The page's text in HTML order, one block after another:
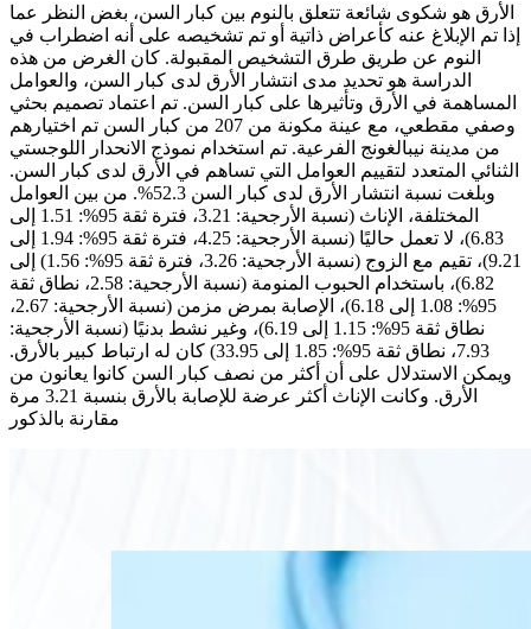
الأرق هو شكوى شائعة تتعلق بالنوم بين كبار السن، بغض النظر عما
إذا تم الإبلاغ عنه كأعراض ذاتية أو تم تشخيصه على أنه اضطراب في
النوم عن طريق طرق التشخيص المقبولة. كان الغرض من هذه
الدراسة هو تحديد مدى انتشار الأرق لدى كبار السن، والعوامل
المساهمة في الأرق وتأثيرها على كبار السن. تم اعتماد تصميم بحثي
وصفي مقطعي، مع عينة مكونة من 207 من كبار السن تم اختيارهم
من مدينة نيبالغونج الفرعية. تم استخدام نموذج الانحدار اللوجستي
الثنائي المتعدد لتقييم العوامل التي تساهم في الأرق لدى كبار السن.
وبلغت نسبة انتشار الأرق لدى كبار السن 52.3%. من بين العوامل
المختلفة، الإناث (نسبة الأرجحية: 3.21، فترة ثقة 95%: 1.51 إلى
6.83)، لا تعمل حاليًا (نسبة الأرجحية: 4.25، فترة ثقة 95%: 1.94 إلى
9.21)، تقيم مع الزوج (نسبة الأرجحية: 3.26، فترة ثقة 95%: 1.56) إلى
6.82)، باستخدام الحبوب المنومة (نسبة الأرجحية: 2.58، نطاق ثقة
95%: 1.08 إلى 6.18)، الإصابة بمرض مزمن (نسبة الأرجحية: 2.67،
نطاق ثقة 95%: 1.15 إلى 6.19)، وغير نشط بدنيًا (نسبة الأرجحية:
7.93، نطاق ثقة 95%: 1.85 إلى 33.95) كان له ارتباط كبير بالأرق.
ويمكن الاستدلال على أن أكثر من نصف كبار السن كانوا يعانون من
الأرق. وكانت الإناث أكثر عرضة للإصابة بالأرق بنسبة 3.21 مرة
مقارنة بالذكور